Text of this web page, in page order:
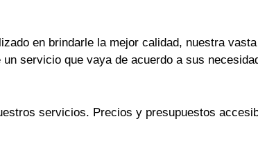
en brindarle la mejor calidad, nuestra
servicio que vaya de acuerdo a sus
servicios. Precios y presupuestos